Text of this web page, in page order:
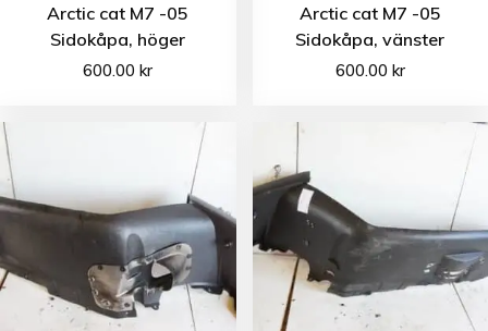
Arctic cat M7 -05
Sidokåpa, höger
600.00kr
Arctic cat M7 -05
Sidokåpa, vänster
600.00 kr